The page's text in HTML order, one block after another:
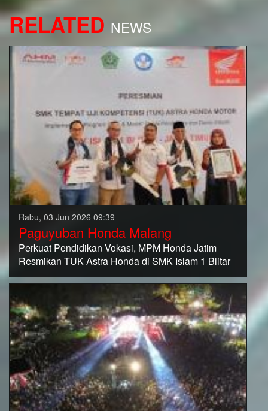
RELATED NEWS
Rabu, 03 Jun 2026 09:39
Paguyuban Honda Malang
Perkuat Pendidikan Vokasi, MPM Honda Jatim
Resmikan TUK Astra Honda di SMK Islam 1 Blitar